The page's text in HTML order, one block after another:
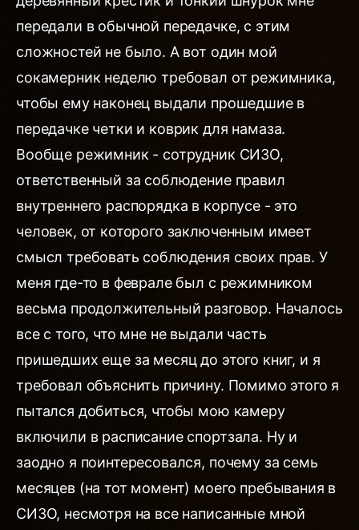
передали в обычной передачке, с этим
сложностей не было. А вот один мой
сокамерник неделю требовал от режимника,
чтобы ему наконец выдали прошедшие в
передачке четки и коврик для намаза.
Вообще режимник - сотрудник СИЗО,
ответственный за соблюдение правил
внутреннего распорядка в корпусе - это
человек, от которого заключенным имеет
смысл требовать соблюдения своих прав. У
меня где-то в феврале был с режимником
весьма продолжительный разговор. Началось
все с того, что мне не выдали часть
пришедших еще за месяц до этого книг, и я
требовал объяснить причину. Помимо этого я
пытался добиться, чтобы мою камеру
включили в расписание спортзала. Ну и
заодно я поинтересовался, почему за семь
месяцев (на тот момент) моего пребывания в
СИЗО, несмотря на все написанные мной